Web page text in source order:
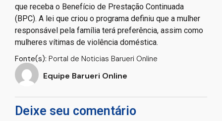
CadÚnico e tenha pelo menos um membro da família
que receba o Benefício de Prestação Continuada
(BPC). A lei que criou o programa definiu que a mulher
responsável pela família terá preferência, assim como
mulheres vítimas de violência doméstica.
Fonte(s):Portal de Noticias Barueri Online